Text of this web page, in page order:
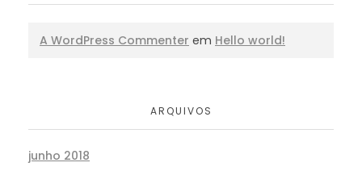
A WordPress Commenter em Hello world!
ARQUIVOS
junho 2018